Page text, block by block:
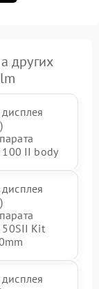
других
II body
Kit